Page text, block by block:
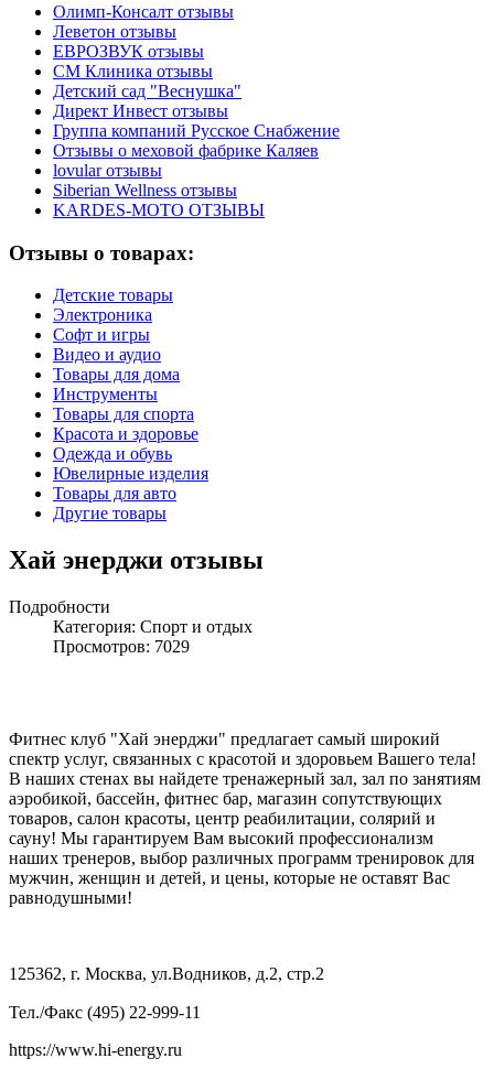
Олимп-Консалт отзывы
Леветон отзывы
ЕВРОЗВУК отзывы
СМ Клиника отзывы
Детский сад "Веснушка"
Директ Инвест отзывы
Группа компаний Русское Снабжение
Отзывы о меховой фабрике Каляев
lovular отзывы
Siberian Wellness отзывы
KARDES-MOTO ОТЗЫВЫ
Отзывы о товарах:
Детские товары
Электроника
Софт и игры
Видео и аудио
Товары для дома
Инструменты
Товары для спорта
Красота и здоровье
Одежда и обувь
Ювелирные изделия
Товары для авто
Другие товары
Хай энерджи отзывы
Подробности
Категория: Спорт и отдых
Просмотров: 7029
Фитнес клуб "Хай энерджи" предлагает самый широкий
спектр услуг, связанных с красотой и здоровьем Вашего тела!
В наших стенах вы найдете тренажерный зал, зал по занятиям
аэробикой, бассейн, фитнес бар, магазин сопутствующих
товаров, салон красоты, центр реабилитации, солярий и
сауну! Мы гарантируем Вам высокий профессионализм
наших тренеров, выбор различных программ тренировок для
мужчин, женщин и детей, и цены, которые не оставят Вас
равнодушными!
125362, г. Москва, ул.Водников, д.2, стр.2
Тел./Факс (495) 22-999-11
https://www.hi-energy.ru